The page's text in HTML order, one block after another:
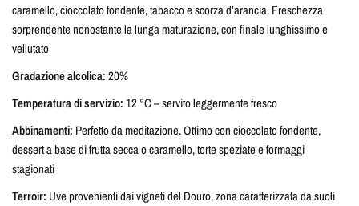
caramello, cioccolato fondente, tabacco e scorza d’arancia. Freschezza
sorprendente nonostante la lunga maturazione, con finale lunghissimo e
vellutato
Gradazione alcolica:20%
Temperatura di servizio:12 °C – servito leggermente fresco
Abbinamenti: Perfetto da meditazione. Ottimo con cioccolato fondente,
dessert a base di frutta secca o caramello, torte speziate e formaggi
stagionati
Terroir: Uve provenienti dai vigneti del Douro, zona caratterizzata da suoli